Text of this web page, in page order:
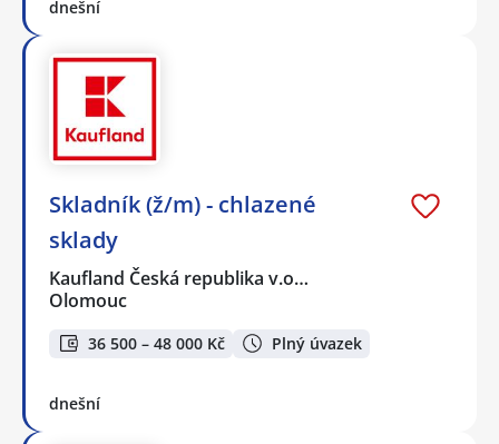
dnešní
Skladník (ž/m) - chlazené
sklady
Kaufland Česká republika v.o…
Olomouc
36 500 – 48 000 Kč Plný úvazek
dnešní